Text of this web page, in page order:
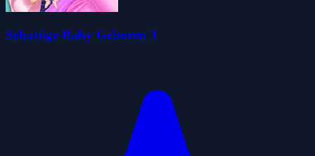
Schattige Baby Geboren 3